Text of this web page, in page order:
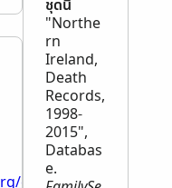
en/wiki/
ชุดนี้
"Northe
rn
Ireland,
Death
Records,
1998-
2015",
Databas
e.